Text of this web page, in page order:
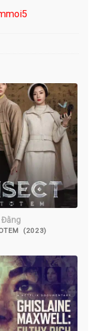
Đằng
(2023)